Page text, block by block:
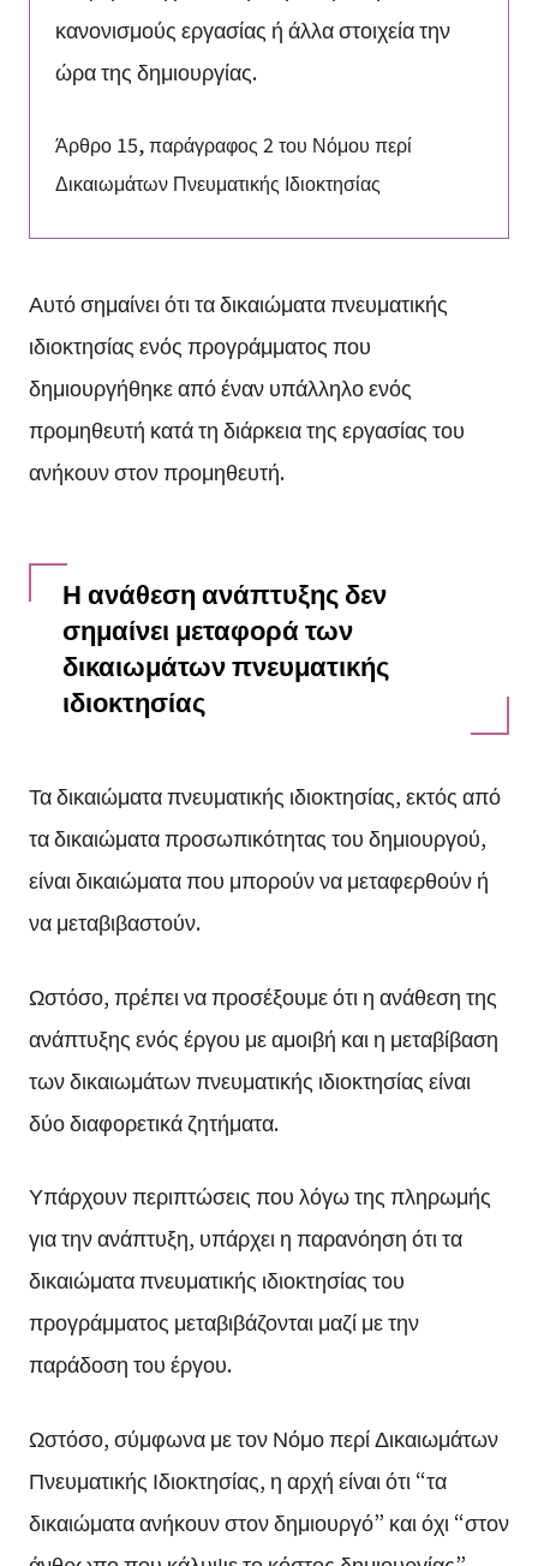
κανονισμούς εργασίας ή άλλα στοιχεία την
ώρα της δημιουργίας.
Άρθρο 15, παράγραφος 2 του Νόμου περί
Δικαιωμάτων Πνευματικής Ιδιοκτησίας
Αυτό σημαίνει ότι τα δικαιώματα πνευματικής
ιδιοκτησίας ενός προγράμματος που
δημιουργήθηκε από έναν υπάλληλο ενός
προμηθευτή κατά τη διάρκεια της εργασίας του
ανήκουν στον προμηθευτή.
Η ανάθεση ανάπτυξης δεν
σημαίνει μεταφορά των
δικαιωμάτων πνευματικής
ιδιοκτησίας
Τα δικαιώματα πνευματικής ιδιοκτησίας, εκτός από
τα δικαιώματα προσωπικότητας του δημιουργού,
είναι δικαιώματα που μπορούν να μεταφερθούν ή
να μεταβιβαστούν.
Ωστόσο, πρέπει να προσέξουμε ότι η ανάθεση της
ανάπτυξης ενός έργου με αμοιβή και η μεταβίβαση
των δικαιωμάτων πνευματικής ιδιοκτησίας είναι
δύο διαφορετικά ζητήματα.
Υπάρχουν περιπτώσεις που λόγω της πληρωμής
για την ανάπτυξη, υπάρχει η παρανόηση ότι τα
δικαιώματα πνευματικής ιδιοκτησίας του
προγράμματος μεταβιβάζονται μαζί με την
παράδοση του έργου.
Ωστόσο, σύμφωνα με τον Νόμο περί Δικαιωμάτων
Πνευματικής Ιδιοκτησίας, η αρχή είναι ότι “τα
δικαιώματα ανήκουν στον δημιουργό” και όχι “στον